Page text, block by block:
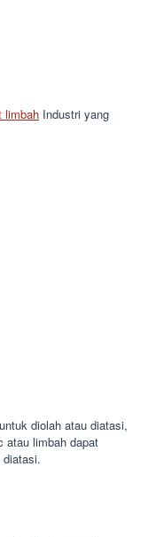
limbah Industri yang
diolah atau diatasi,
atau limbah dapat